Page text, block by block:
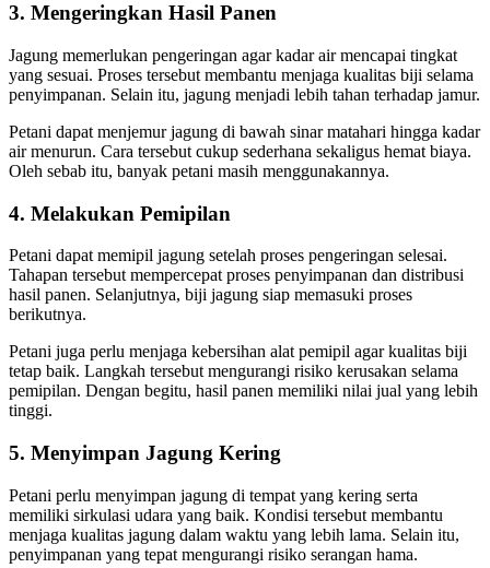
3. Mengeringkan Hasil Panen
Jagung memerlukan pengeringan agar kadar air mencapai tingkat
yang sesuai. Proses tersebut membantu menjaga kualitas biji selama
penyimpanan. Selain itu, jagung menjadi lebih tahan terhadap jamur.
Petani dapat menjemur jagung di bawah sinar matahari hingga kadar
air menurun. Cara tersebut cukup sederhana sekaligus hemat biaya.
Oleh sebab itu, banyak petani masih menggunakannya.
4. Melakukan Pemipilan
Petani dapat memipil jagung setelah proses pengeringan selesai.
Tahapan tersebut mempercepat proses penyimpanan dan distribusi
hasil panen. Selanjutnya, biji jagung siap memasuki proses
berikutnya.
Petani juga perlu menjaga kebersihan alat pemipil agar kualitas biji
tetap baik. Langkah tersebut mengurangi risiko kerusakan selama
pemipilan. Dengan begitu, hasil panen memiliki nilai jual yang lebih
tinggi.
5. Menyimpan Jagung Kering
Petani perlu menyimpan jagung di tempat yang kering serta
memiliki sirkulasi udara yang baik. Kondisi tersebut membantu
menjaga kualitas jagung dalam waktu yang lebih lama. Selain itu,
penyimpanan yang tepat mengurangi risiko serangan hama.